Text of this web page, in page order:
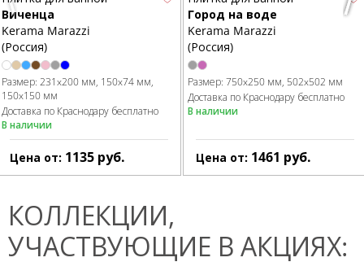
Виченца
Kerama Marazzi
(Россия)
Размер: 231x200 мм 150x74 мм
150x150 мм
Доставка по Краснодару бесплатно
В наличии
Цена от: 1135 руб.
Город на воде
Kerama Marazzi
(Россия)
Размер: 750x250 мм 502x502 мм
Доставка по Краснодару бесплатно
В наличии
Цена от: 1461 руб.
КОЛЛЕКЦИИ,
УЧАСТВУЮЩИЕ В АКЦИЯХ: